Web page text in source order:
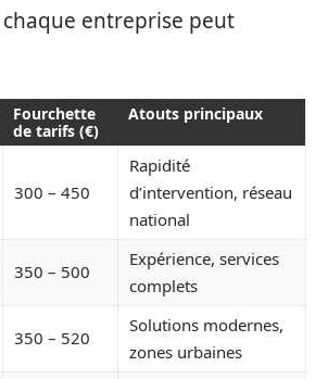
entreprise peut
Fourchette
de tarifs (€)
Atouts principaux
300 – 450
Rapidité
d’intervention, réseau
national
350 – 500
Expérience, services
complets
350 – 520
Solutions modernes,
zones urbaines